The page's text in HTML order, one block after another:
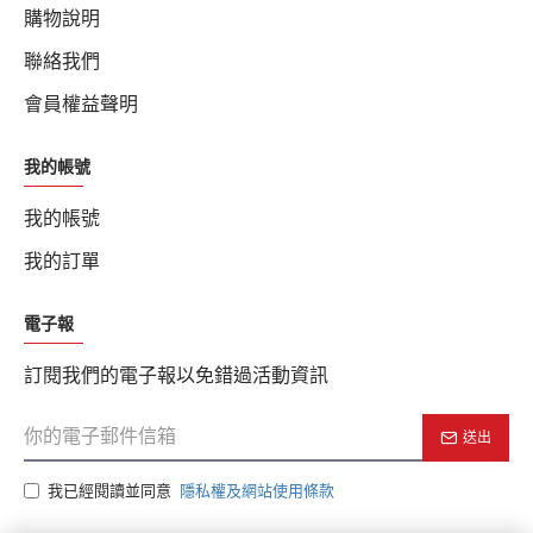
購物說明
聯絡我們
會員權益聲明
我的帳號
我的帳號
我的訂單
電子報
訂閱我們的電子報以免錯過活動資訊
送出
我已經閱讀並同意 隱私權及網站使用條款